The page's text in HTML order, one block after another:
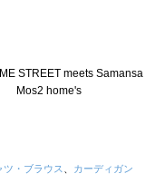
ツ・ブラウス
カーディガン